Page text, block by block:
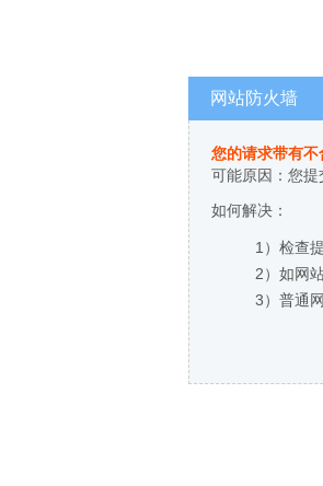
网站防火墙
您的请求带有不
可能原因：您
如何解决：
1）检查
2）如网
3）普通